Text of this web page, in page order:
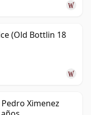
(Old Bottlin 18
Ximenez